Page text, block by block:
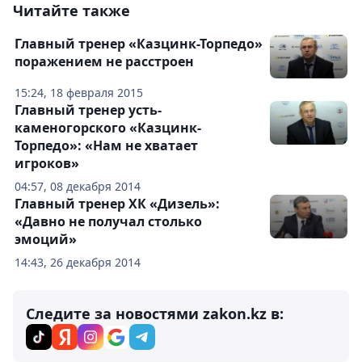
Читайте также
15:24, 18 февраля 2015
Главный тренер «Казцинк-Торпедо»
поражением не расстроен
04:57, 08 декабря 2014
Главный тренер усть-
каменогорского «Казцинк-
Торпедо»: «Нам не хватает
игроков»
14:43, 26 декабря 2014
Главный тренер ХК «Дизель»:
«Давно не получал столько
эмоций»
Следите за новостями zakon.kz в: